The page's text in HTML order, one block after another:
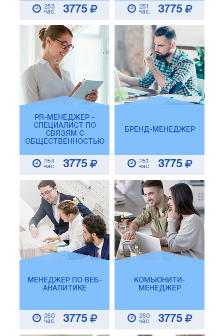
253
час.
3775
251
час.
3775
PR-МЕНЕДЖЕР -
СПЕЦИАЛИСТ ПО
СВЯЗЯМ С
ОБЩЕСТВЕННОСТЬЮ
254
час.
3775
БРЕНД-МЕНЕДЖЕР
251
час.
3775
МЕНЕДЖЕР ПО ВЕБ-
АНАЛИТИКЕ
250
час.
3775
КОМЬЮНИТИ-
МЕНЕДЖЕР
250
час.
3775